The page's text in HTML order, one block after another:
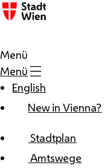
Zum Inhalt
Menü
Menü
English
New in Vienna?
Stadtplan
Amtswege